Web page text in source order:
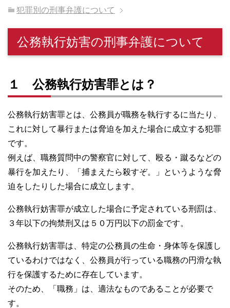
犯罪別の刑事弁護について
公務執行妨害の刑事弁護について
１ 公務執行妨害罪とは？
公務執行妨害罪とは、公務員が職務を執行するに当たり、
これに対して暴行または脅迫を加えた場合に成立する犯罪
です。
例えば、職務質問中の警察官に対して、殴る・蹴るなどの
暴行を加えたり、「捕まえたら殺すぞ。」というような脅
迫をしたりした場合に成立します。
公務執行妨害罪が成立した場合に予定されている刑罰は、
３年以下の拘禁刑又は５０万円以下の罰金です。
公務執行妨害罪は、特定の公務員の生命・身体等を保護し
ているわけではなく、公務員が行っている職務の円滑な執
行を保護するために存在しています。
そのため、「職務」は、適法なものであることが必要で
す。